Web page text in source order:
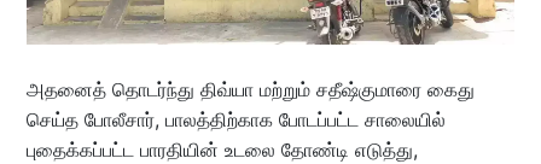
அதனைத் தொடர்ந்து திவ்யா மற்றும் சதீஷ்குமாரை கைது
செய்த போலீசார், பாலத்திற்காக போடப்பட்ட சாலையில்
புதைக்கப்பட்ட பாரதியின் உடலை தோண்டி எடுத்து,